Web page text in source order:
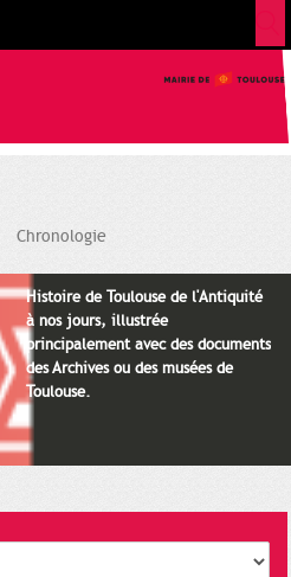
Chronologie
Histoire de Toulouse de l'Antiquité
à nos jours, illustrée
principalement avec des documents
des Archives ou des musées de
Toulouse.